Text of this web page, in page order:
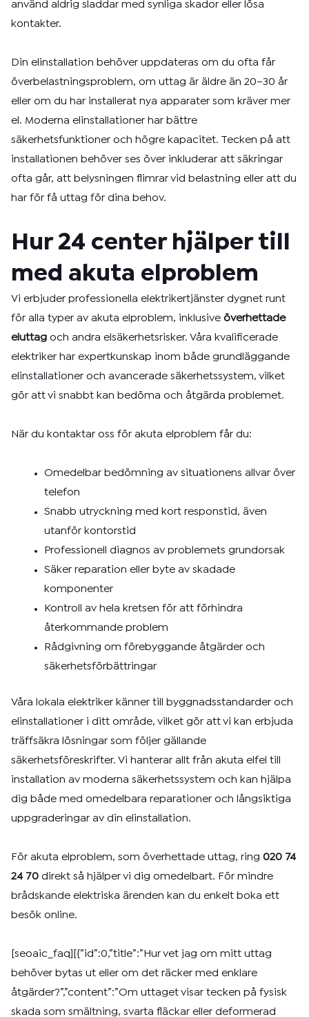
använd aldrig sladdar med synliga skador eller lösa
kontakter.
Din elinstallation behöver uppdateras om du ofta får
överbelastningsproblem, om uttag är äldre än 20–30 år
eller om du har installerat nya apparater som kräver mer
el. Moderna elinstallationer har bättre
säkerhetsfunktioner och högre kapacitet. Tecken på att
installationen behöver ses över inkluderar att säkringar
ofta går, att belysningen flimrar vid belastning eller att du
har för få uttag för dina behov.
Hur 24 center hjälper till
med akuta elproblem
Vi erbjuder professionella elektrikertjänster dygnet runt
för alla typer av akuta elproblem, inklusive överhettade
eluttag och andra elsäkerhetsrisker. Våra kvalificerade
elektriker har expertkunskap inom både grundläggande
elinstallationer och avancerade säkerhetssystem, vilket
gör att vi snabbt kan bedöma och åtgärda problemet.
När du kontaktar oss för akuta elproblem får du:
Omedelbar bedömning av situationens allvar över
telefon
Snabb utryckning med kort responstid, även
utanför kontorstid
Professionell diagnos av problemets grundorsak
Säker reparation eller byte av skadade
komponenter
Kontroll av hela kretsen för att förhindra
återkommande problem
Rådgivning om förebyggande åtgärder och
säkerhetsförbättringar
Våra lokala elektriker känner till byggnadsstandarder och
elinstallationer i ditt område, vilket gör att vi kan erbjuda
träffsäkra lösningar som följer gällande
säkerhetsföreskrifter. Vi hanterar allt från akuta elfel till
installation av moderna säkerhetssystem och kan hjälpa
dig både med omedelbara reparationer och långsiktiga
uppgraderingar av din elinstallation.
För akuta elproblem, som överhettade uttag, ring 020 74
24 70 direkt så hjälper vi dig omedelbart. För mindre
brådskande elektriska ärenden kan du enkelt boka ett
besök online.
[seoaic_faq][{”id”:0,”title”:”Hur vet jag om mitt uttag
behöver bytas ut eller om det räcker med enklare
åtgärder?”,”content”:”Om uttaget visar tecken på fysisk
skada som smältning, svarta fläckar eller deformerad